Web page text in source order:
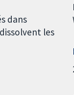
dans
les